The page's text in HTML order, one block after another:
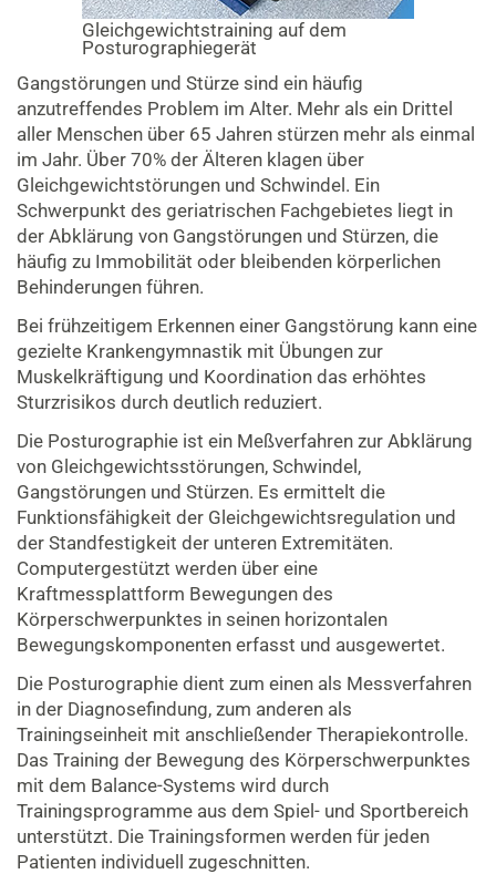
Gleichgewichtstraining auf dem
Posturographiegerät
Gangstörungen und Stürze sind ein häufig
anzutreffendes Problem im Alter. Mehr als ein Drittel
aller Menschen über 65 Jahren stürzen mehr als einmal
im Jahr. Über 70% der Älteren klagen über
Gleichgewichtstörungen und Schwindel. Ein
Schwerpunkt des geriatrischen Fachgebietes liegt in
der Abklärung von Gangstörungen und Stürzen, die
häufig zu Immobilität oder bleibenden körperlichen
Behinderungen führen.
Bei frühzeitigem Erkennen einer Gangstörung kann eine
gezielte Krankengymnastik mit Übungen zur
Muskelkräftigung und Koordination das erhöhtes
Sturzrisikos durch deutlich reduziert.
Die Posturographie ist ein Meßverfahren zur Abklärung
von Gleichgewichtsstörungen, Schwindel,
Gangstörungen und Stürzen. Es ermittelt die
Funktionsfähigkeit der Gleichgewichtsregulation und
der Standfestigkeit der unteren Extremitäten.
Computergestützt werden über eine
Kraftmessplattform Bewegungen des
Körperschwerpunktes in seinen horizontalen
Bewegungskomponenten erfasst und ausgewertet.
Die Posturographie dient zum einen als Messverfahren
in der Diagnosefindung, zum anderen als
Trainingseinheit mit anschließender Therapiekontrolle.
Das Training der Bewegung des Körperschwerpunktes
mit dem Balance-Systems wird durch
Trainingsprogramme aus dem Spiel- und Sportbereich
unterstützt. Die Trainingsformen werden für jeden
Patienten individuell zugeschnitten.